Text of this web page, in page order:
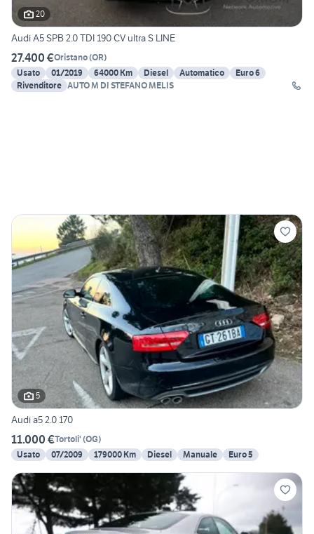
20
Audi A5 SPB 2.0 TDI 190 CV ultra S LINE
27.400 €Oristano(OR)
Usato
01/2019 64000 Km Diesel Automatico
Euro 6
Rivenditore AUTO M DI STEFANO MELIS
5
Audi a5 2.0 170
11.000 €Tortoli' (OG)
Usato
07/2009 179000 Km Diesel Manuale Euro 5